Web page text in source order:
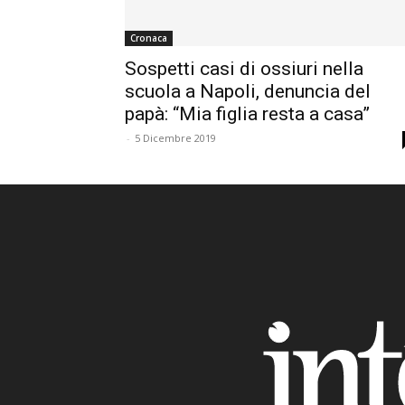
Cronaca
Sospetti casi di ossiuri nella
scuola a Napoli, denuncia del
papà: “Mia figlia resta a casa”
- 5 Dicembre 2019